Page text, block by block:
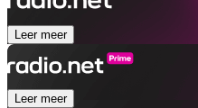
Leer meer
Leer meer